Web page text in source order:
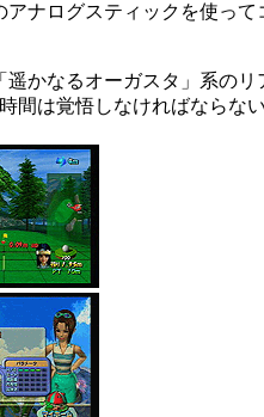
ナログスティックを使っ
かなるオーガスタ」系の
は覚悟しなければならな